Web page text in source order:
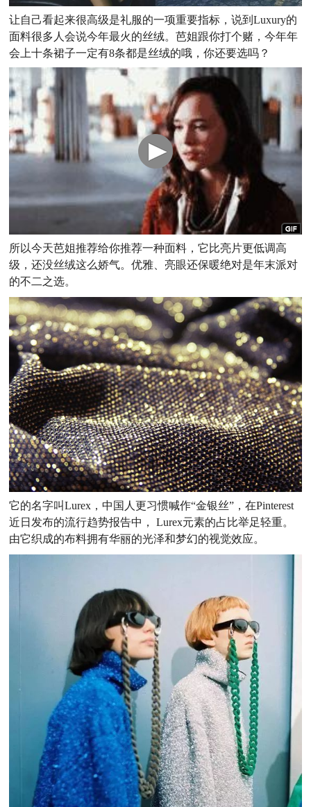
让自己看起来很高级是礼服的一项重要指标，说到Luxury的
面料很多人会说今年最火的丝绒。芭姐跟你打个赌，今年年
会上十条裙子一定有8条都是丝绒的哦，你还要选吗？
所以今天芭姐推荐给你推荐一种面料，它比亮片更低调高
级，还没丝绒这么娇气。优雅、亮眼还保暖绝对是年末派对
的不二之选。
它的名字叫Lurex，中国人更习惯喊作“金银丝”，在Pinterest
近日发布的流行趋势报告中， Lurex元素的占比举足轻重。
由它织成的布料拥有华丽的光泽和梦幻的视觉效应。